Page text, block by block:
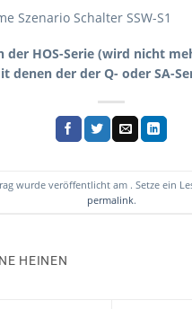
Szenario Schalter SSW-S1
der HOS-Serie (wird nicht
denen der der Q- oder SA-
wurde veröffentlicht am . Setze ein
permalink.
HEINEN